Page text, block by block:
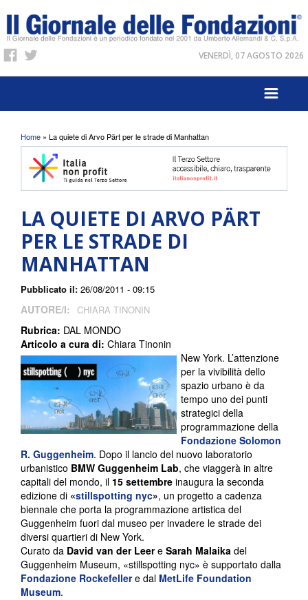
VENERDÌ, 07 AGOSTO 2026
Tu sei qui
Home » La quiete di Arvo Pärt per le strade di Manhattan
LA QUIETE DI ARVO PÄRT
PER LE STRADE DI
MANHATTAN
Pubblicato il: 26/08/2011 - 09:15
AUTORE/I: CHIARA TINONIN
Rubrica: DAL MONDO
Articolo a cura di: Chiara Tinonin
New York. L’attenzione
per la vivibilità dello
spazio urbano è da
tempo uno dei punti
strategici della
programmazione della
Fondazione Solomon
R. Guggenheim. Dopo il lancio del nuovo laboratorio
urbanistico BMW Guggenheim Lab, che viaggerà in altre
capitali del mondo, il 15 settembre inaugura la seconda
edizione di «stillspotting nyc», un progetto a cadenza
biennale che porta la programmazione artistica del
Guggenheim fuori dal museo per invadere le strade dei
diversi quartieri di New York.
Curato da David van der Leere Sarah Malaika del
Guggenheim Museum, «stillspotting nyc» è supportato dalla
Fondazione Rockefeller e dal MetLife Foundation
Museum.